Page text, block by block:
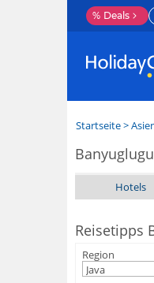
% Deals
Startseite>
Hotels
Reisetipps
Region